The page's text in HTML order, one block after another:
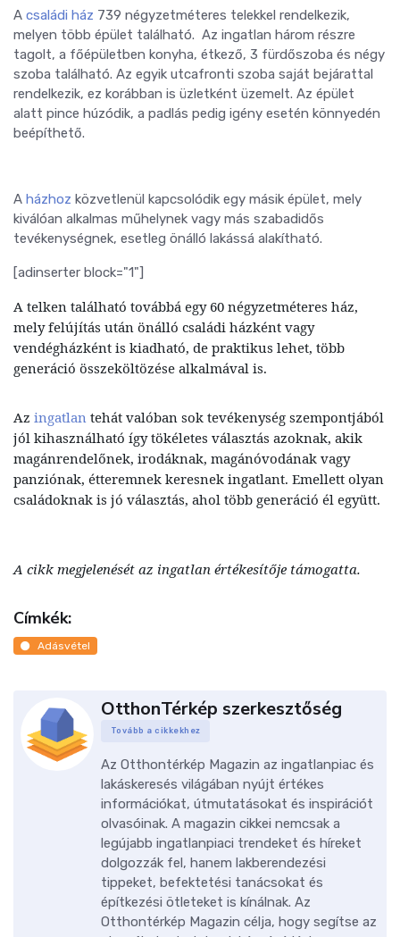
A családi ház 739 négyzetméteres telekkel rendelkezik,
melyen több épület található. Az ingatlan három részre
tagolt, a főépületben konyha, étkező, 3 fürdőszoba és négy
szoba található. Az egyik utcafronti szoba saját bejárattal
rendelkezik, ez korábban is üzletként üzemelt. Az épület
alatt pince húzódik, a padlás pedig igény esetén könnyedén
beépíthető.
A házhoz közvetlenül kapcsolódik egy másik épület, mely
kiválóan alkalmas műhelynek vagy más szabadidős
tevékenységnek, esetleg önálló lakássá alakítható.
[adinserter block="1"]
A telken található továbbá egy 60 négyzetméteres ház,
mely felújítás után önálló családi házként vagy
vendégházként is kiadható, de praktikus lehet, több
generáció összeköltözése alkalmával is.
Az ingatlan tehát valóban sok tevékenység szempontjából
jól kihasználható így tökéletes választás azoknak, akik
magánrendelőnek, irodáknak, magánóvodának vagy
panziónak, étteremnek keresnek ingatlant. Emellett olyan
családoknak is jó választás, ahol több generáció él együtt.
A cikk megjelenését az ingatlan értékesítője támogatta.
Címkék:
Adásvétel
OtthonTérkép szerkesztőség
Tovább a cikkekhez
Az Otthontérkép Magazin az ingatlanpiac és
lakáskeresés világában nyújt értékes
információkat, útmutatásokat és inspirációt
olvasóinak. A magazin cikkei nemcsak a
legújabb ingatlanpiaci trendeket és híreket
dolgozzák fel, hanem lakberendezési
tippeket, befektetési tanácsokat és
építkezési ötleteket is kínálnak. Az
Otthontérkép Magazin célja, hogy segítse az